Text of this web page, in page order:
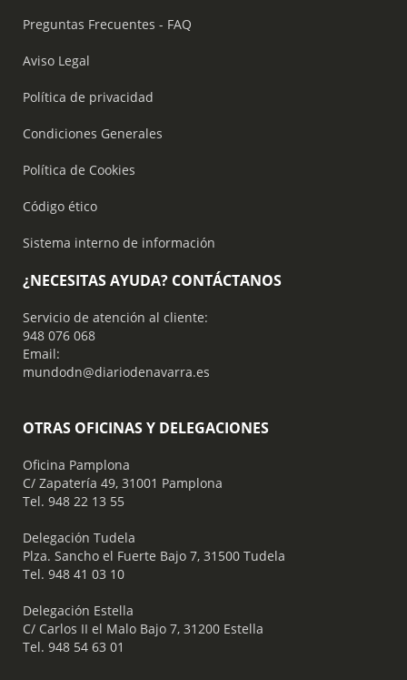
Preguntas Frecuentes - FAQ
Aviso Legal
Política de privacidad
Condiciones Generales
Política de Cookies
Código ético
Sistema interno de información
¿NECESITAS AYUDA? CONTÁCTANOS
Servicio de atención al cliente:
948 076 068
Email:
mundodn@diariodenavarra.es
OTRAS OFICINAS Y DELEGACIONES
Oficina Pamplona
C/ Zapatería 49, 31001 Pamplona
Tel. 948 22 13 55
​ Delegación Tudela
Plza. Sancho el Fuerte Bajo 7, 31500 Tudela
Tel. 948 41 03 10
​ Delegación Estella
C/ Carlos II el Malo Bajo 7, 31200 Estella
Tel. 948 54 63 01